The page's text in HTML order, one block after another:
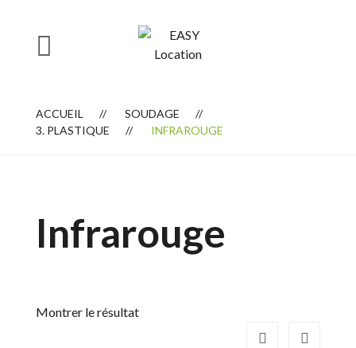
ACCUEIL
SOUDAGE
3. PLASTIQUE
INFRAROUGE
Infrarouge
Montrer le résultat